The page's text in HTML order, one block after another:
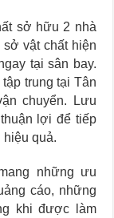
sở hữu 2 nhà
vật chất hiện
tại sân bay.
trung tại Tân
chuyển. Lưu
lợi để tiếp
hiệu quả.
những ưu
cáo, những
khi được làm